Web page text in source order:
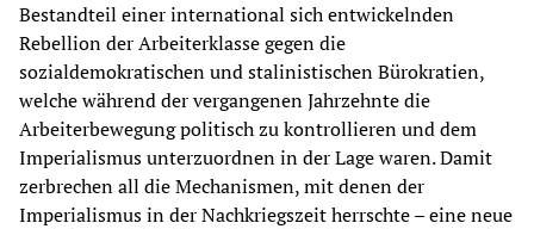
Bestandteil einer international sich entwickelnden
Rebellion der Arbeiterklasse gegen die
sozialdemokratischen und stalinistischen Bürokratien,
welche während der vergangenen Jahrzehnte die
Arbeiterbewegung politisch zu kontrollieren und dem
Imperialismus unterzuordnen in der Lage waren. Damit
zerbrechen all die Mechanismen, mit denen der
Imperialismus in der Nachkriegszeit herrschte – eine neue